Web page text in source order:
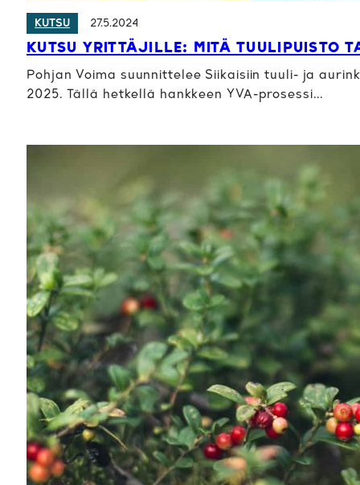
KUTSU 27.5.2024
KUTSU YRITTÄJILLE: MITÄ TUULIPUISTO
Pohjan Voima suunnittelee Siikaisiin tuuli- ja
2025. Tällä hetkellä hankkeen YVA-prosessi…